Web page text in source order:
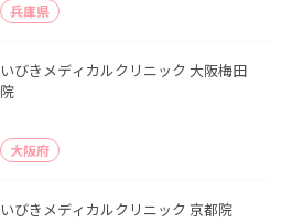
兵庫県
いびきメディカルクリニック 大阪梅田
院
大阪府
いびきメディカルクリニック 京都院